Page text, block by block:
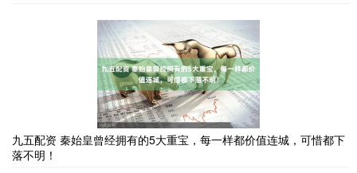
九五配资 秦始皇曾经拥有的5大重宝，每一样都价值连城，可惜都下
落不明！